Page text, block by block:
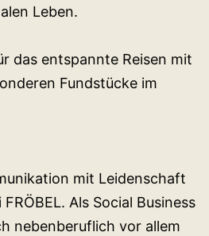
Leben.
das entspannte Reisen mit
Fundstücke im
mit Leidenschaft
Als Social Business
nebenberuflich vor allem